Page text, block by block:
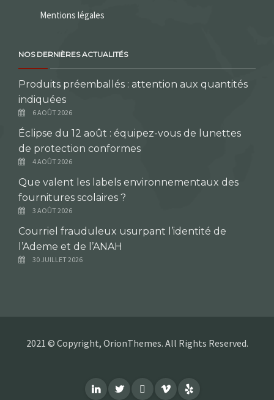
Mentions légales
NOS DERNIÈRES ACTUALITÉS
Produits préemballés : attention aux quantités
indiquées
6 AOÛT 2026
Éclipse du 12 août : équipez-vous de lunettes
de protection conformes
4 AOÛT 2026
Que valent les labels environnementaux des
fournitures scolaires ?
3 AOÛT 2026
Courriel frauduleux usurpant l’identité de
l’Ademe et de l’ANAH
30 JUILLET 2026
2021 © Copyright, OrionThemes. All Rights Reserved.